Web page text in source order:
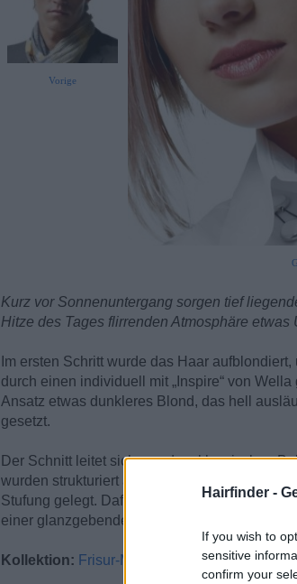
Hairfinder -
If you wish to
sensitive
confirm your
Vorige
Kurz vor Sonnenuntergang sorgen tief
Hitze des Tages flirrenden Atmosphäre etwas
Im ersten Schritt wurde das Haar
durch einen individuell mit „Inspire“ von
Ansatz etwas dunkleres Blond, das hell
gesetzt.
Der Schnitt leitet sich aus dem klassischen
wurden strukturiert ausgearbeitet. Für die
Stufung gelegt. Dafür erhält das Haar einen
einer glanzgebenden fettfreien Creme wird
Kollektion: Frisur-Mode